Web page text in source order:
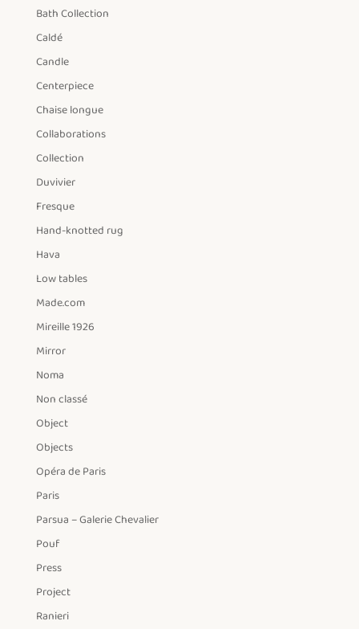
Bath Collection
Caldé
Candle
Centerpiece
Chaise longue
Collaborations
Collection
Duvivier
Fresque
Hand-knotted rug
Hava
Low tables
Made.com
Mireille 1926
Mirror
Noma
Non classé
Object
Objects
Opéra de Paris
Paris
Parsua – Galerie Chevalier
Pouf
Press
Project
Ranieri